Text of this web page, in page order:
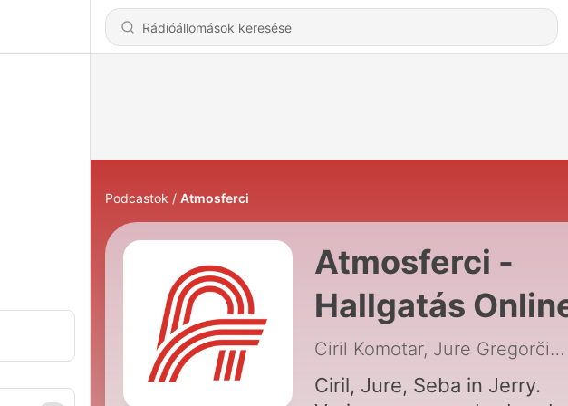
Podcastok Atmosferci
Atmosferci -
Hallgatás
Ciril Komotar, Jure Gregorčič, Sebastjan Plevnjak, Jernej Rajer
Ciril, Jure, Seba in Jerry.